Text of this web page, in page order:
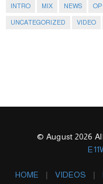
INTRO MIX NEWS
UNCATEGORIZED VIDEO
© August 2026
HOME VIDEOS